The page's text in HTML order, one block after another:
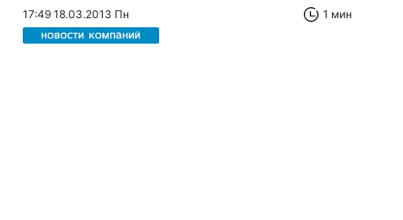
17:49 18.03.2013 Пн 1 мин